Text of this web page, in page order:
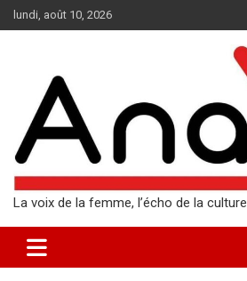
Aller
au
lundi, août 10, 2026
La voix de la femme, l’écho de la culture